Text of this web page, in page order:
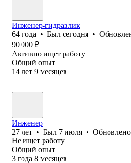
Инженер-гидравлик
64 года • Был сегодня •
90 000 ₽
Активно ищет работу
Общий опыт
14 лет 9 месяцев
Инженер
27 лет • Был 7 июля • Обновлено
Не ищет работу
Общий опыт
3 года 8 месяцев